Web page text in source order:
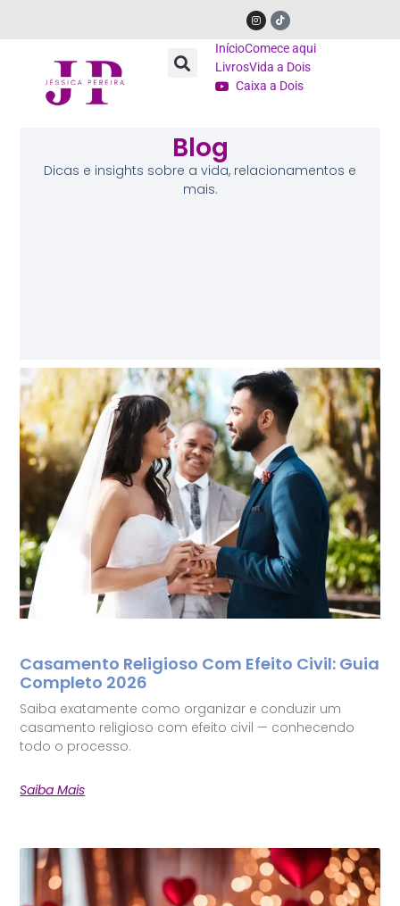
InícioComece aqui
LivrosVida a Dois
Caixa a Dois
Blog
Dicas e insights sobre a vida, relacionamentos e
mais.
Casamento Religioso Com Efeito Civil: Guia
Completo 2026
Saiba exatamente como organizar e conduzir um
casamento religioso com efeito civil — conhecendo
todo o processo.
Saiba Mais